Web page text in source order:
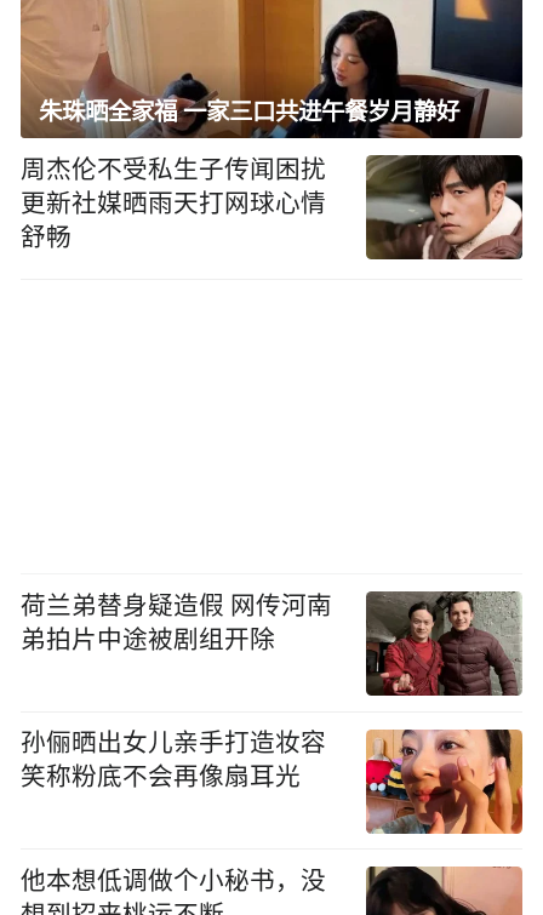
朱珠晒全家福 一家三口共进午餐岁月静好
周杰伦不受私生子传闻困扰
更新社媒晒雨天打网球心情
舒畅
荷兰弟替身疑造假 网传河南
弟拍片中途被剧组开除
孙俪晒出女儿亲手打造妆容
笑称粉底不会再像扇耳光
他本想低调做个小秘书，没